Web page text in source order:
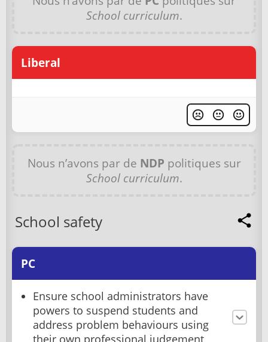
School curriculum.
Liberal
Nous n’avons par de NDP politiques sur
School curriculum.
School safety
PC
Ensure school administrators have
powers to suspend students and
address problem behaviours using
their own professional judgement